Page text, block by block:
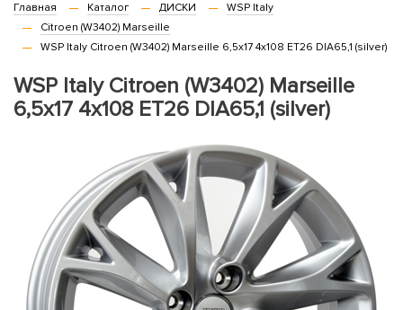
Главная Каталог ДИСКИ
WSP Italy
Citroen (W3402) Marseille
WSP Italy Citroen (W3402) Marseille 6,5x17 4x108 ET26 DIA65,1 (silver)
WSP Italy Citroen (W3402) Marseille
6,5x17 4x108 ET26 DIA65,1 (silver)